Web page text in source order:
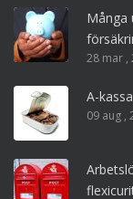
Många
28 mar ,
A-
09 aug ,